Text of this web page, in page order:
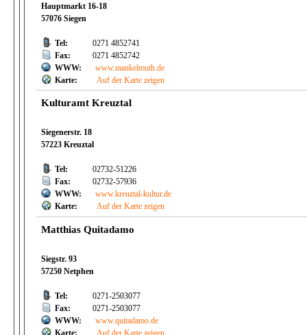
Hauptmarkt 16-18
57076 Siegen
Tel:
0271 4852741
Fax:
0271 4852742
WWW:
www.mankelmuth.de
Karte:
Auf der Karte zeigen
Kulturamt Kreuztal
Siegenerstr. 18
57223 Kreuztal
Tel:
02732-51226
Fax:
02732-57936
WWW:
www.kreuztal-kultur.de
Karte:
Auf der Karte zeigen
Matthias Quitadamo
Siegstr. 93
57250 Netphen
Tel:
0271-2503077
Fax:
0271-2503077
WWW:
www.quitadamo.de
Karte:
Auf der Karte zeigen